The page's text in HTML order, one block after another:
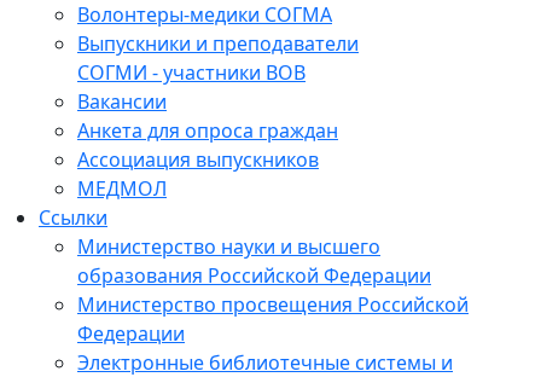
Волонтеры-медики СОГМА
Выпускники и преподаватели
СОГМИ - участники ВОВ
Вакансии
Анкета для опроса граждан
Ассоциация выпускников
МЕДМОЛ
Ссылки
Министерство науки и высшего
образования Российской Федерации
Министерство просвещения Российской
Федерации
Электронные библиотечные системы и